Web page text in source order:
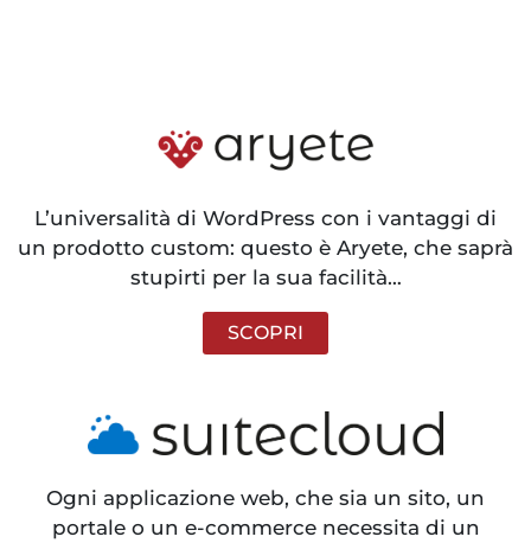
L’universalità di WordPress con i vantaggi di
un prodotto custom: questo è Aryete, che saprà
stupirti per la sua facilità…
SCOPRI
Ogni applicazione web, che sia un sito, un
portale o un e-commerce necessita di un